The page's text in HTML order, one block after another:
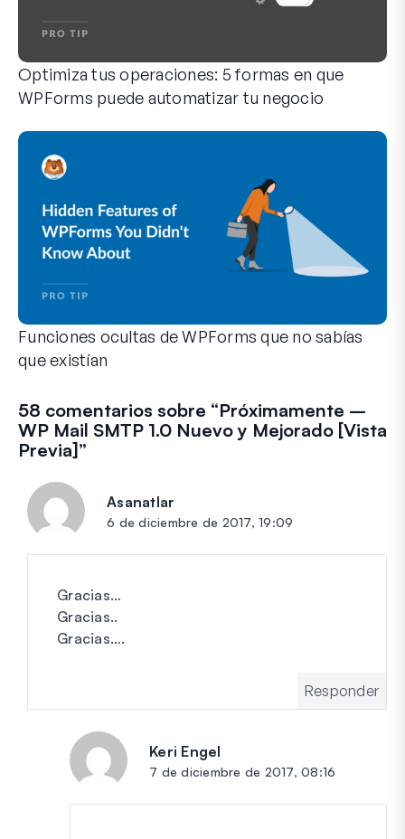
Optimiza tus operaciones: 5 formas en que
WPForms puede automatizar tu negocio
Funciones ocultas de WPForms que no sabías
que existían
58 comentarios sobre “Próximamente –
WP Mail SMTP 1.0 Nuevo y Mejorado [Vista
Previa]”
Asanatlar
6 de diciembre de 2017, 19:09
Gracias…
Gracias..
Gracias….
Responder
Keri Engel
7 de diciembre de 2017, 08:16